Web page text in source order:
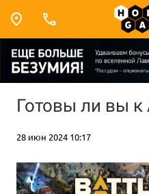
Готовы ли вы к
28 июн 2024 10:17